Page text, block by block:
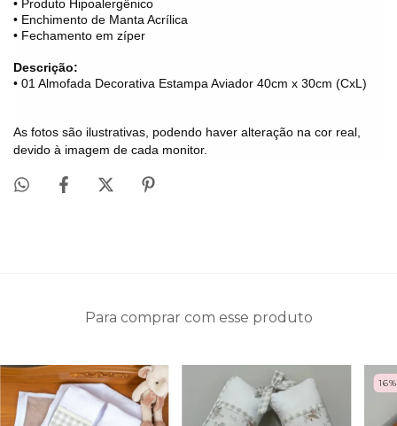
• Produto Hipoalergênico
• Enchimento de Manta Acrílica
• Fechamento em zíper
Descrição:
• 01 Almofada Decorativa Estampa Aviador 40cm x 30cm (CxL)
As fotos são ilustrativas, podendo haver alteração na cor real,
devido à imagem de cada monitor.
Para comprar com esse produto
16